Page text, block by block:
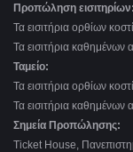
Προπώληση εισιτηρίων:
Τα εισιτήρια ορθίων
Τα εισιτήρια καθημένων
Ταμείο:
Τα εισιτήρια ορθίων
Τα εισιτήρια καθημένων
Σημεία Προπώλησης:
Ticket House,